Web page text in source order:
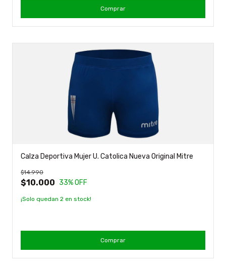
Comprar
Calza Deportiva Mujer U. Catolica Nueva Original Mitre
$10.000
$14.990
33% OFF
¡Solo quedan 2 en stock!
Comprar